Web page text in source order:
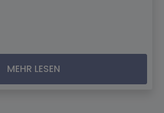
MEHR LESEN